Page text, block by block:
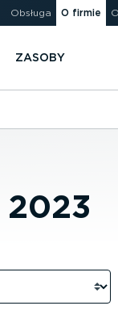
Obsługa O firmie
ZASOBY
2023